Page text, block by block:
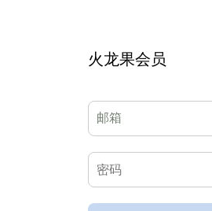
火龙果会员